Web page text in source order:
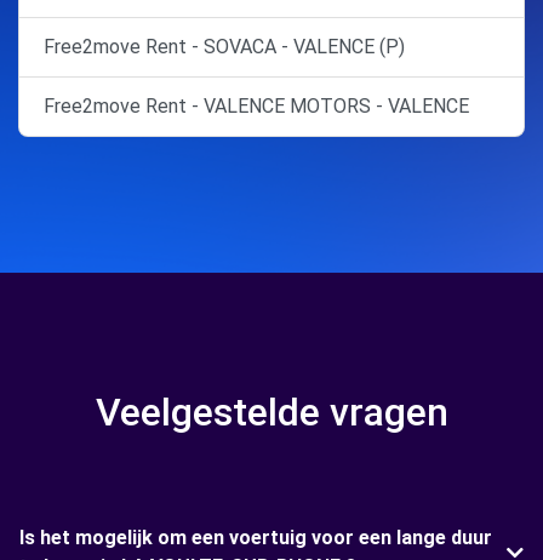
Free2move Rent - SOVACA - VALENCE (P)
Free2move Rent - VALENCE MOTORS - VALENCE
Veelgestelde vragen
Is het mogelijk om een voertuig voor een lange duur